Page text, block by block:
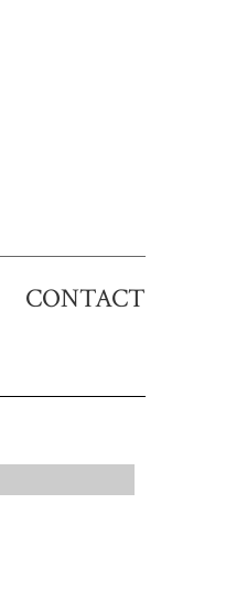
CONTACT